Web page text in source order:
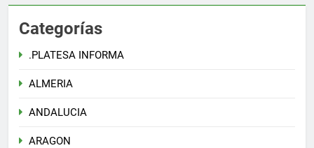
Categorías
.PLATESA INFORMA
ALMERIA
ANDALUCIA
ARAGON